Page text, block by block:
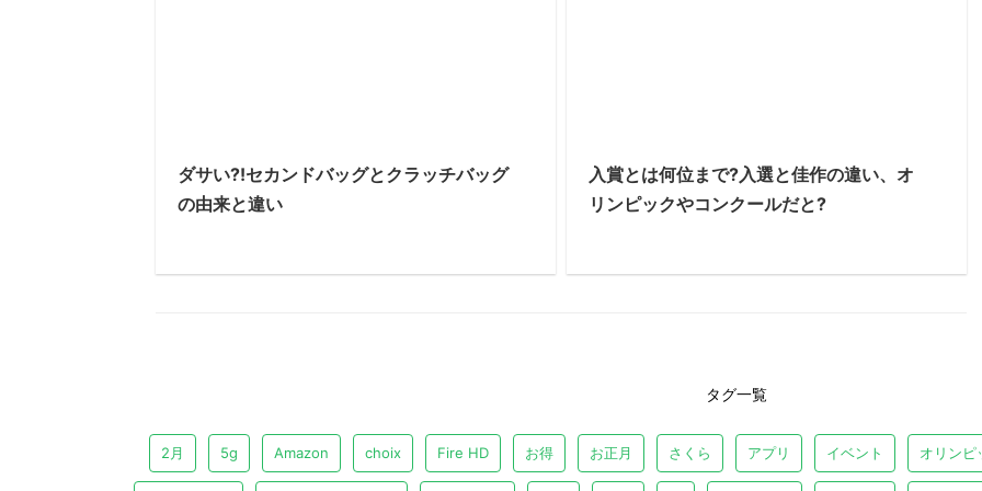
ダサい?!セカンドバッグとクラッチバッグ
の由来と違い
入賞とは何位まで?入選と佳作の違い、オ
リンピックやコンクールだと?
タグ一覧
2月 5g Amazon choix Fire HD お得 お正月 さくら アプリ イベント オリンピ